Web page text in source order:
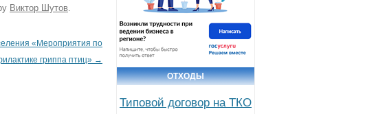
Виктор Шутов.
«Мероприятия по
гриппа птиц» →
ОТХОДЫ
Типовой договор на ТКО